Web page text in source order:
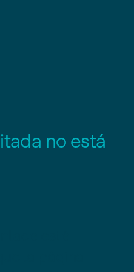
itada no está